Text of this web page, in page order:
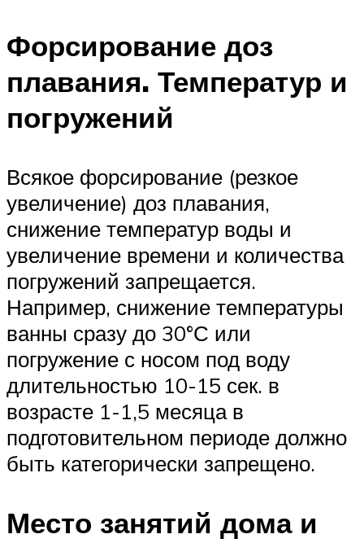
Форсирование доз
плавания. Температур и
погружений
Всякое форсирование (резкое
увеличение) доз плавания,
снижение температур воды и
увеличение времени и количества
погружений запрещается.
Например, снижение температуры
ванны сразу до 30°С или
погружение с носом под воду
длительностью 10-15 сек. в
возрасте 1-1,5 месяца в
подготовительном периоде должно
быть категорически запрещено.
Место занятий дома и